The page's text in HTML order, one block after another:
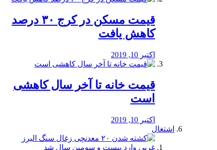
️قیمت مسکن در کرج ۳۰ درصد
کاهش یافت
اکتبر 10, 2019
قیمت خانه تا آخر سال کاهشی
است
اکتبر 10, 2019
اشتغال